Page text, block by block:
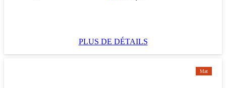
PLUS DE DÉTAILS
Mat